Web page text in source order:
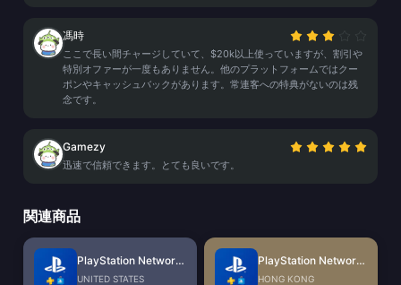
馮時
ここで長い間チャージしていて、$20k以上使っていますが、割引や
特別オファーが一度もありません。他のプラットフォームではクー
ポンやキャッシュバックがあります。常連客への特典がないのは残
念です。
Gamezy
迅速で信頼できます。とても良いです。
関連商品
PlayStation Network Card (US)
UNITED STATES
PlayStation Network Card (HK)
HONG KONG